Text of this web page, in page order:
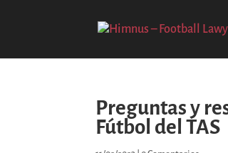
Preguntas y
Fútbol del TAS